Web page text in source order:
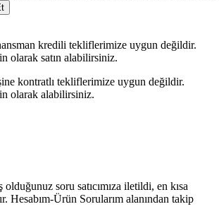
kredili tekliflerimize uygun değildir.
olarak satın alabilirsiniz.
kontratlı tekliflerimize uygun değildir.
olarak alabilirsiniz.
soru satıcımıza iletildi, en kısa
Hesabım-Ürün Sorularım alanından takip